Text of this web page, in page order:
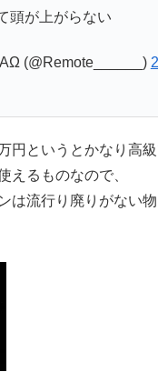
頭が上がらない
(@Remote______)
円というとかなり高級
えるものなので、
は流行り廃りがない